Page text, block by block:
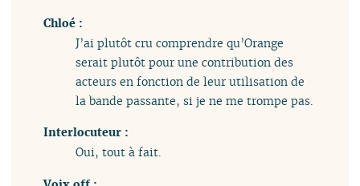
Chloé :
J’ai plutôt cru comprendre qu’Orange
serait plutôt pour une contribution des
acteurs en fonction de leur utilisation de
la bande passante, si je ne me trompe pas.
Interlocuteur :
Oui, tout à fait.